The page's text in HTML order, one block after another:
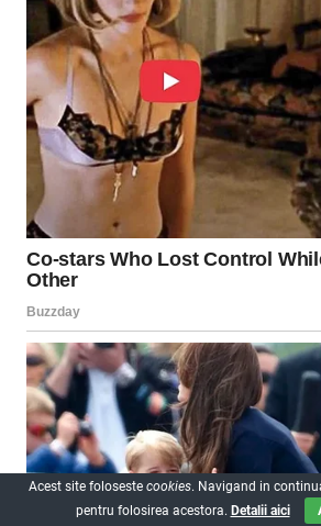
Acest site foloseste cookies. Navigand in
pentru folosirea acestora. Detalii aici